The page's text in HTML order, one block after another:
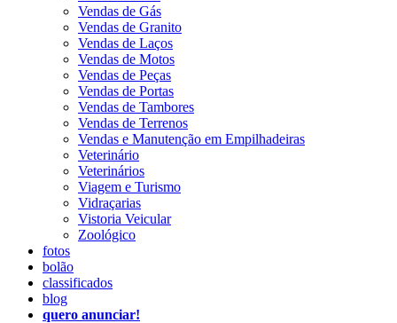
Vendas de Gás
Vendas de Granito
Vendas de Laços
Vendas de Motos
Vendas de Peças
Vendas de Portas
Vendas de Tambores
Vendas de Terrenos
Vendas e Manutenção em Empilhadeiras
Veterinário
Veterinários
Viagem e Turismo
Vidraçarias
Vistoria Veicular
Zoológico
fotos
bolão
classificados
blog
quero anunciar!